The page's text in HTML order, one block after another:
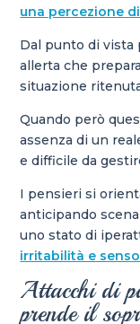
una percezione
Dal punto di vista
allerta che
situazione
Quando però
assenza di un
e difficile da
I pensieri si
anticipando
uno stato di
irritabilità e
Attacchi di
prende il